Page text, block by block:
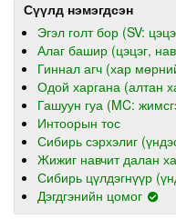
Сүүлд нэмэгдсэн
Эгэл голт бор (SV:
Алаг башир (цэцэг,
Гиннал агч (хар
Одой харгана (алтан
Гашуун гуа (MC:
Интоорын тос
Сибирь сэрхэлиг
Жижиг навчит далан
Сибирь цүлдэгнүүр
Дэгдгэнийн цомог